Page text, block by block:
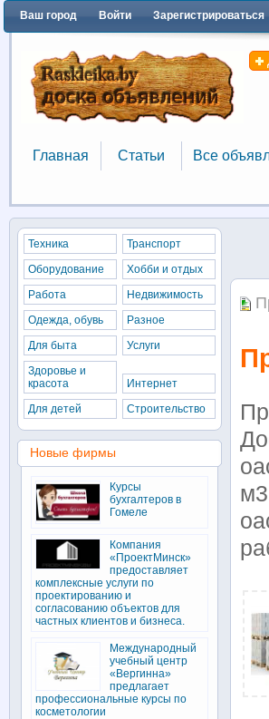
Ваш город Войти Зарегистрироваться
Главная
Главная
Статьи
Статьи
Все
Все
м3
Техника
Транспорт
Оборудование
Хобби и отдых
Работа
Недвижимость
Одежда, обувь
Разное
Для быта
Услуги
Здоровье и
красота
Интернет
Для детей
Строительство
Новые фирмы
Курсы
бухгалтеров в
Гомеле
Компания
«ПроектМинск»
предоставляет
комплексные услуги по
проектированию и
согласованию объектов для
частных клиентов и бизнеса.
Международный
учебный центр
«Вергинна»
предлагает
профессиональные курсы по
косметологии